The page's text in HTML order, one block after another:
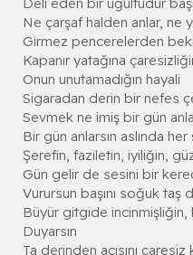
Ne çarşaf halden anlar, ne
Girmez pencerelerden
Kapanır yatağına
Onun unutamadığın hayali
Sigaradan derin bir nefes
Sevmek ne imiş bir gün
Bir gün anlarsın aslında
Şerefin, faziletin, iyiliğin,
Gün gelir de sesini bir
Vurursun başını soğuk taş
Büyür gitgide incinmişliğin,
Duyarsın
Ta derinden acısını çaresiz